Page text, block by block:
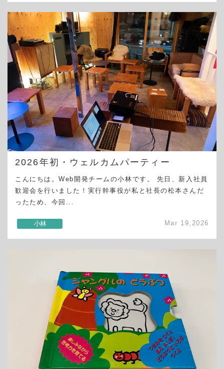
2026年初・ウェルカムパーティー
こんにちは。Web開発チームの小林です。 先日、新入社員
歓迎会を行いました！実行幹事役が私と社長の松本さんだ
ったため、今回...
小林 Mar 19,2026